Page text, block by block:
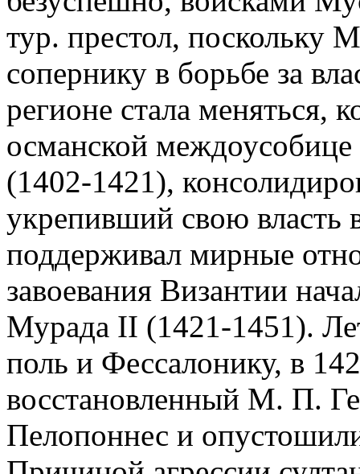
тур. престол, поскольку
сопернику в борьбе за
регионе стала меняться,
османской
(1402-1421),
укрепивший свою
поддерживал мирные
завоевания Византии
Мурада II (1421-1451).
поль и Фессалонику, в
восстановленный М. П.
Пелопоннес и